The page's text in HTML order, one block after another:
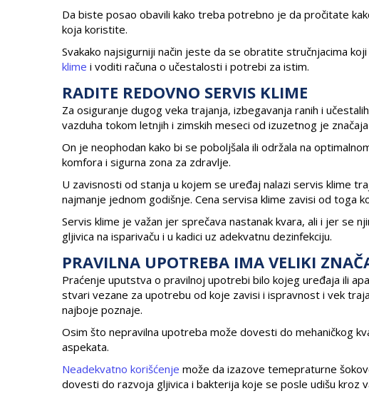
Da biste posao obavili kako treba potrebno je da pročitate
koja koristite.
Svakako najsigurniji način jeste da se obratite stručnjacima
klime i voditi računa o učestalosti i potrebi za istim.
RADITE REDOVNO SERVIS KLIME
Za osiguranje dugog veka trajanja, izbegavanja ranih i
vazduha tokom letnjih i zimskih meseci od izuzetnog je
On je neophodan kako bi se poboljšala ili održala na
komfora i sigurna zona za zdravlje.
U zavisnosti od stanja u kojem se uređaj nalazi servis klime
najmanje jednom godišnje. Cena servisa klime zavisi od toga
Servis klime je važan jer sprečava nastanak kvara, ali i jer se
gljivica na isparivaču i u kadici uz adekvatnu dezinfekciju.
PRAVILNA UPOTREBA IMA VELIKI
Praćenje uputstva o pravilnoj upotrebi bilo kojeg uređaja ili
stvari vezane za upotrebu od koje zavisi i ispravnost i vek
najboje poznaje.
Osim što nepravilna upotreba može dovesti do mehaničkog
aspekata.
Neadekvatno korišćenje može da izazove temepraturne
dovesti do razvoja gljivica i bakterija koje se posle udišu kroz